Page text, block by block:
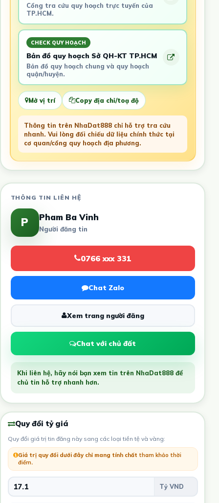
Cổng tra cứu quy hoạch trực tuyến của
TP.HCM.
CHECK QUY HOẠCH
Bản đồ quy hoạch Sở QH-KT TP.HCM
Bản đồ quy hoạch chung và quy hoạch
quận/huyện.
Mở vị trí Copy địa chỉ/toạ độ
Thông tin trên NhaDat888 chỉ hỗ trợ tra cứu
nhanh. Vui lòng đối chiếu dữ liệu chính thức tại
cơ quan/cổng quy hoạch địa phương.
THÔNG TIN LIÊN HỆ
P Pham Ba Vinh
Người đăng tin
0766 xxx 331
Chat Zalo
Xem trang người đăng
Chat với chủ đất
Khi liên hệ, hãy nói bạn xem tin trên NhaDat888 để
chủ tin hỗ trợ nhanh hơn.
Quy đổi tỷ giá
Quy đổi giá trị tin đăng này sang các loại tiền tệ và vàng:
Giá trị quy đổi dưới đây chỉ mang tính chất tham khảo thời
điểm.